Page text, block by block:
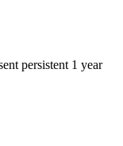
persistent 1 year